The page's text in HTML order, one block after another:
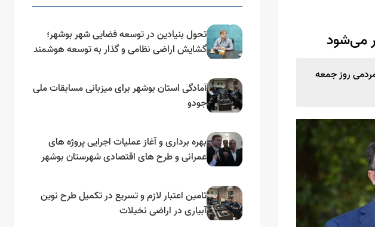
روز جمعه
تحول بنیادین در توسعه فضایی شهر بوشهر؛
گشایش اراضی نظامی و گذار به توسعه هوشمند
آمادگی استان بوشهر برای میزبانی مسابقات ملی
جودو
بهره برداری و آغاز عملیات اجرایی پروژه های
عمرانی و طرح های اقتصادی شهرستان بوشهر
تامین اعتبار لازم و تسریع در تکمیل طرح نوین
آبیاری در اراضی نخیلات